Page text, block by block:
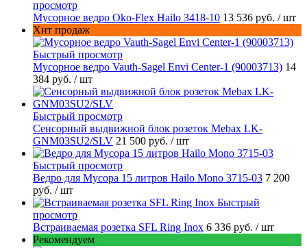
просмотр
Мусорное ведро Oko-Flex Hailo 3418-10 13 536 руб. / шт
Хит продаж
Быстрый просмотр
Мусорное ведро Vauth-Sagel Envi Center-1 (90003713) 14
384 руб. / шт
Быстрый просмотр
Сенсорный выдвижной блок розеток Mebax LK-
GNM03SU2/SLV 21 500 руб. / шт
Быстрый просмотр
Ведро для Мусора 15 литров Hailo Mono 3715-03 7 200
руб. / шт
Быстрый
просмотр
Встраиваемая розетка SFL Ring Inox 6 336 руб. / шт
Рекомендуем